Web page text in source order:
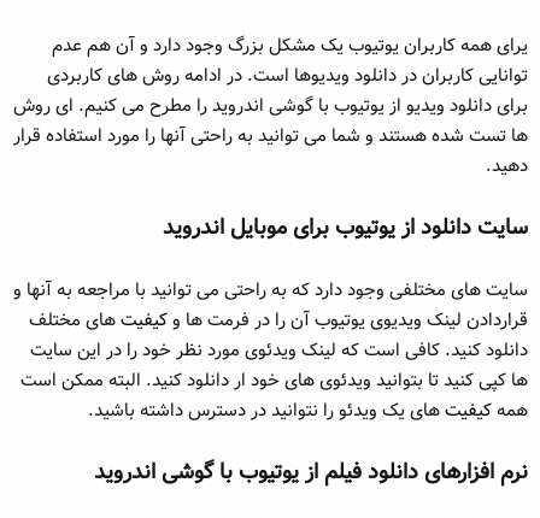
یرای همه کاربران یوتیوب یک مشکل بزرگ وجود دارد و آن هم عدم
توانایی کاربران در دانلود ویدیوها است. در ادامه روش های کاربردی
برای دانلود ویدیو از یوتیوب با گوشی اندروید را مطرح می کنیم. ای روش
ها تست شده هستند و شما می توانید به راحتی آنها را مورد استفاده قرار
دهید.
سایت دانلود از یوتیوب برای موبایل اندروید
سایت های مختلفی وجود دارد که به راحتی می توانید با مراجعه به آنها و
قراردادن لینک ویدیوی یوتیوب آن را در فرمت ها وکیفیتهای مختلف
دانلود کنید. کافی است که لینک ویدئوی مورد نظر خود را در این سایت
ها کپی کنید تا بتوانید ویدئوی های خود ار دانلود کنید. البته ممکن است
همه کیفیتهای یک ویدئو را نتوانید در دسترس داشته باشید.
نرم افزارهای دانلود فیلم از یوتیوب با گوشی اندروید